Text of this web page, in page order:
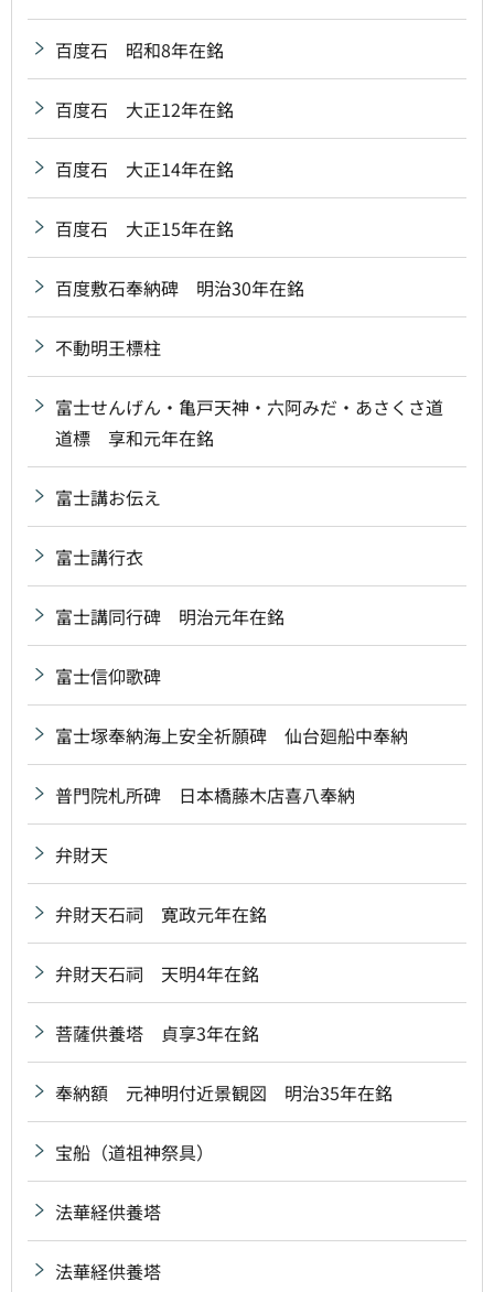
百度石 昭和8年在銘
百度石 大正12年在銘
百度石 大正14年在銘
百度石 大正15年在銘
百度敷石奉納碑 明治30年在銘
不動明王標柱
富士せんげん・亀戸天神・六阿みだ・あさくさ道
道標 享和元年在銘
富士講お伝え
富士講行衣
富士講同行碑 明治元年在銘
富士信仰歌碑
富士塚奉納海上安全祈願碑 仙台廻船中奉納
普門院札所碑 日本橋藤木店喜八奉納
弁財天
弁財天石祠 寛政元年在銘
弁財天石祠 天明4年在銘
菩薩供養塔 貞享3年在銘
奉納額 元神明付近景観図 明治35年在銘
宝船（道祖神祭具）
法華経供養塔
法華経供養塔